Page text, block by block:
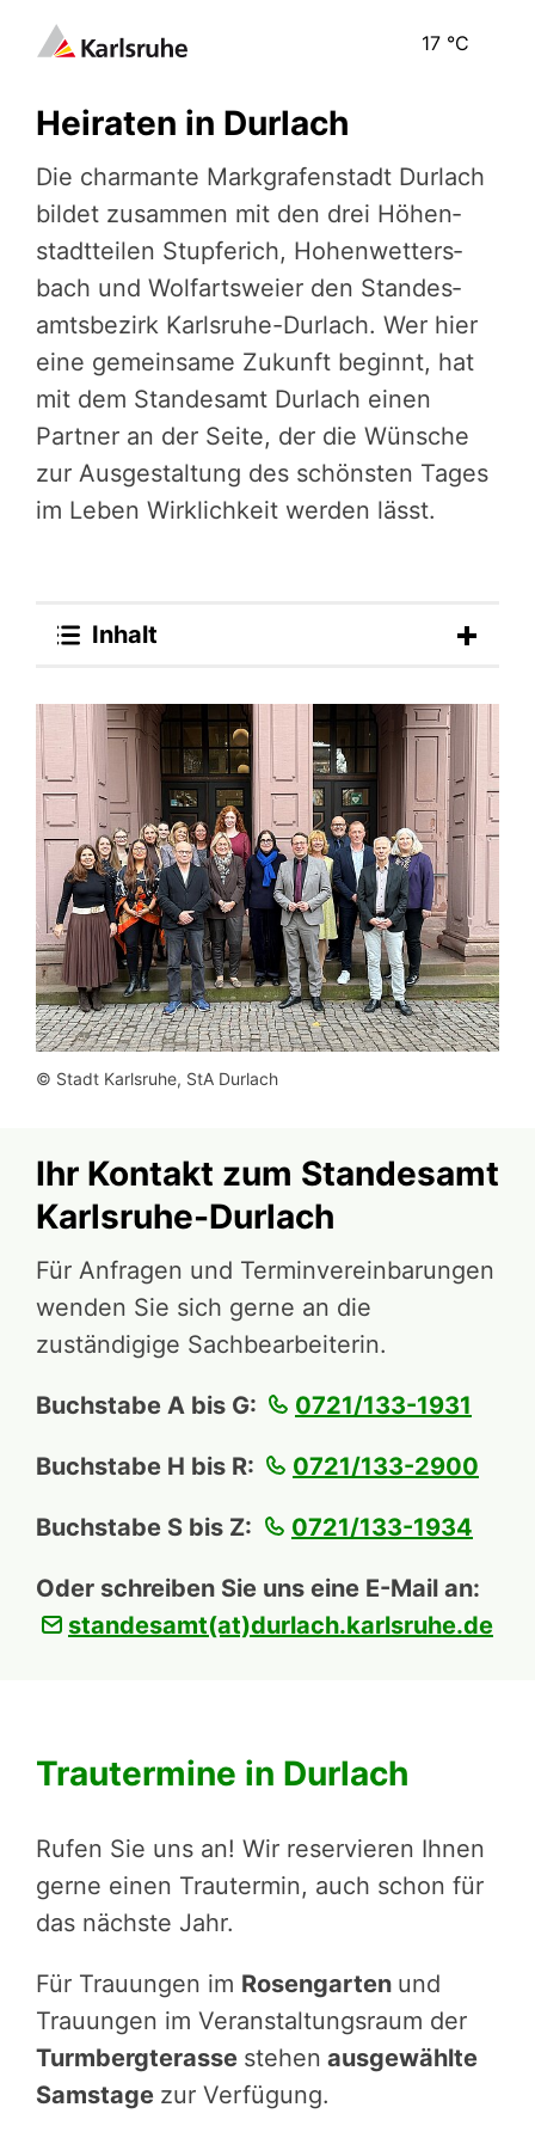
17 °C
Heiraten in Durlach
Die charmante Markgra­fen­stadt Durlach
bildet zusammen mit den drei Höhen­
stadt­tei­len Stupferich, Hohen­wet­ters­
bach und Wolf­arts­weier den Standes­
amts­be­zirk Karlsruhe-Durlach. Wer hier
eine gemeinsame Zukunft beginnt, hat
mit dem Standes­am­t Dur­lach einen
Partner an der Seite, der die Wünsche
zur Aus­ge­stal­tung des schönsten Tages
im Leben Wirklich­keit werden lässt.
Inhalt
© Stadt Karlsruhe, StA Durlach
Ihr Kontakt zum Standesamt
Karlsruhe-Durlach
Für Anfragen und Terminvereinbarungen
wenden Sie sich gerne an die
zuständigige Sachbearbeiterin.
Buchstabe A bis G: 0721/133-1931
Buchstabe H bis R: 0721/133-2900
Buchstabe S bis Z: 0721/133-1934
Oder schreiben Sie uns eine E-Mail an:
standesamt(at)durlach.karlsruhe.de
Trautermine in Durlach
Rufen Sie uns an! Wir reservieren Ihnen
gerne einen Trautermin, auch schon für
das nächste Jahr.
Für Trauungen im Rosen­gar­ten und
Trauungen im Veran­stal­tungs­raum ­der
Turmberg­terasse stehen ausge­wählte
Samstage zur Verfügung.